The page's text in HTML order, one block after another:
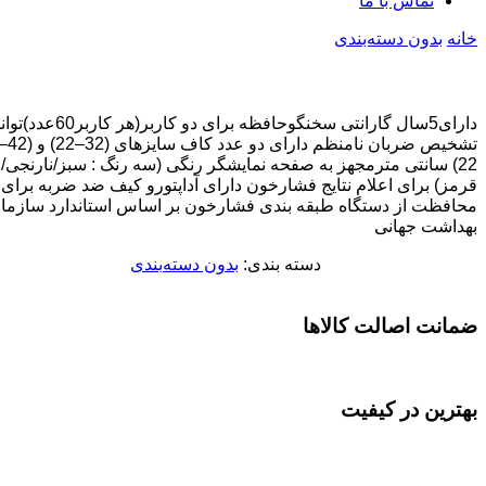
خانه بدون دسته‌بندی
دارای5سال گارانتی سخنگوحافظه برای دو
تشخیص ضربان نامنظم دارای دو
22) سانتی مترمجهز به صفحه نمایشگر رنگی (سه رنگ : سبز/نارنجی/
قرمز) برای اعلام نتایج فشارخون دارای آداپتورو کیف ضد ضربه برای
محافظت از دستگاه طبقه بندی فشارخون بر اساس استاندارد
بهداشت جهانی
دسته بندی: بدون دسته‌بندی
ضمانت اصالت کالاها
بهترین در کیفیت